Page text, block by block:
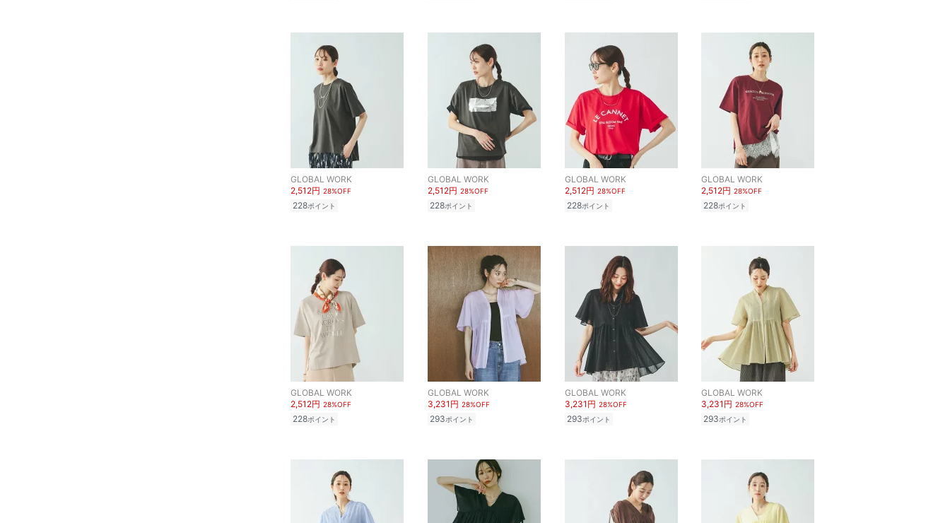
GLOBAL WORK
2,512円 28%OFF
228ポイント
GLOBAL WORK
2,512円 28%OFF
228ポイント
GLOBAL WORK
2,512円 28%OFF
228ポイント
GLOBAL WORK
2,512円 28%OFF
228ポイント
GLOBAL WORK
2,512円 28%OFF
228ポイント
GLOBAL WORK
3,231円 28%OFF
293ポイント
GLOBAL WORK
3,231円 28%OFF
293ポイント
GLOBAL WORK
3,231円 28%OFF
293ポイント